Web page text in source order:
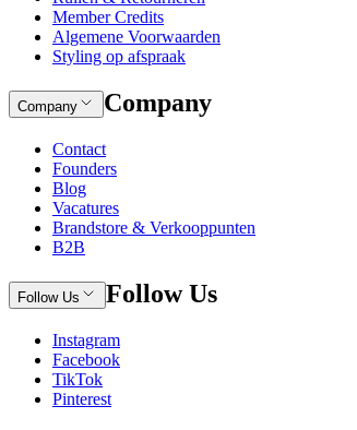
Member Credits
Algemene Voorwaarden
Styling op afspraak
Company Company
Contact
Founders
Blog
Vacatures
Brandstore & Verkooppunten
B2B
Follow Us Follow Us
Instagram
Facebook
TikTok
Pinterest